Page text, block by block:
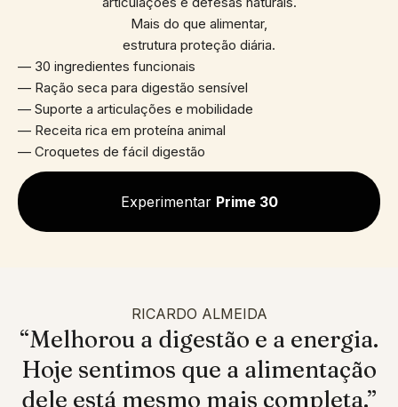
Mais do que alimentar,
estrutura proteção diária.
— 30 ingredientes funcionais
— Ração seca para digestão sensível
— Suporte a articulações e mobilidade
— Receita rica em proteína animal
— Croquetes de fácil digestão
Experimentar Prime 30
RICARDO ALMEIDA
“Melhorou a digestão e a energia.
Hoje sentimos que a alimentação
dele está mesmo mais completa.”